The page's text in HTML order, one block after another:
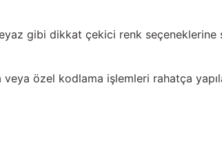
gibi dikkat çekici renk seçeneklerine
özel kodlama işlemleri rahatça